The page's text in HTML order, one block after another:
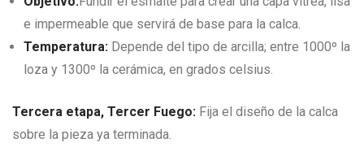
e impermeable que servirá de base para la calca.
Temperatura: Depende del tipo de arcilla; entre 1000º la
loza y 1300º la cerámica, en grados celsius.
Tercera etapa, Tercer Fuego: Fija el diseño de la calca
sobre la pieza ya terminada.